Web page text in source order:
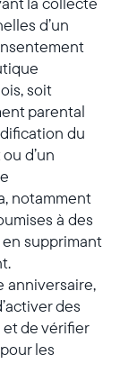
d’un
soit
parental
du
d’un
notamment
à des
supprimant
anniversaire,
des
de vérifier
les